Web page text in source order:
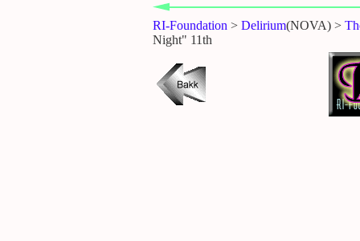
RI-Foundation > Delirium (NOVA) >
Night" 11th